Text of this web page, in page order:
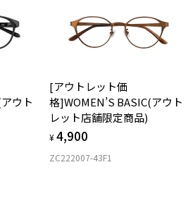
トアで取り扱っている商品が対象となります。
ください。
する場合がございます。
ウト
[アウトレット価
格]WOMEN’S BASIC(アウト
レット店舗限定商品)
¥4,900
ZC222007-43F1